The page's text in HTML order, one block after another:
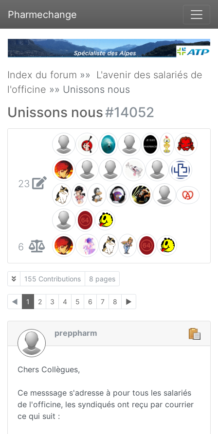
Pharmechange
Index du forum »» L'avenir des salariés de
l'officine »» Unissons nous
Unissons nous#14052
23
6
155 Contributions 8 pages
◄ 1 2 3 4 5 6 7 8 ►
preppharm
Chers Collègues,
Ce messsage s'adresse à pour tous les salariés
de l'officine, les syndiqués ont reçu par courrier
ce qui suit :